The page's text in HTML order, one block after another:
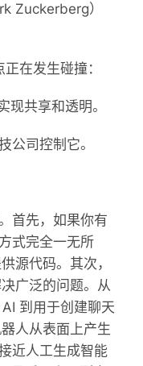
Zuckerberg）
在发生碰撞：
现共享和透明。
公司控制它。
首先，如果你有
式完全一无所
源代码。其次，
广泛的问题。从
到用于创建聊天
人从表面上产生
近人工生成智能